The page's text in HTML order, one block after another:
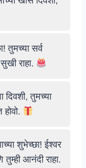
तुमच्या सर्व
राहा.
दिवशी, तुमच्या
शुभेच्छा! ईश्वर
आनंदी राहा.